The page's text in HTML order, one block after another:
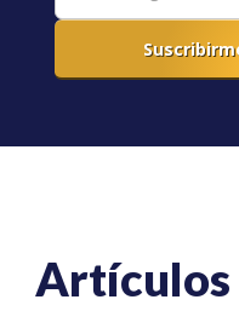
Artículos